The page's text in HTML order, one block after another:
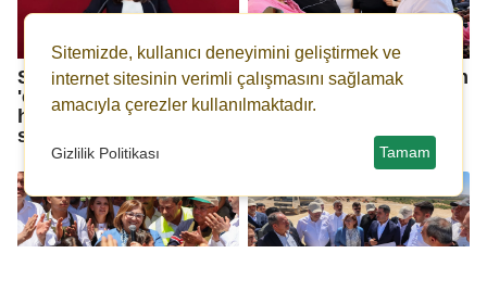
Sera Kadıgil'e
'cumhurbaşkanına
hakaret' ve 'tehdit'
soruşturması
Bünyamin Bozgeyik’ten
yoğun şehir mesaisi
Sitemizde, kullanıcı deneyimini geliştirmek ve
internet sitesinin verimli çalışmasını sağlamak
amacıyla çerezler kullanılmaktadır.
Gizlilik Politikası Tamam